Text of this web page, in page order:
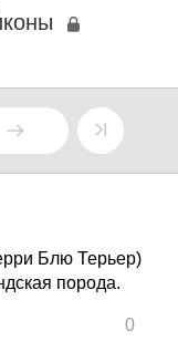
Блю Терьер)
порода.
0